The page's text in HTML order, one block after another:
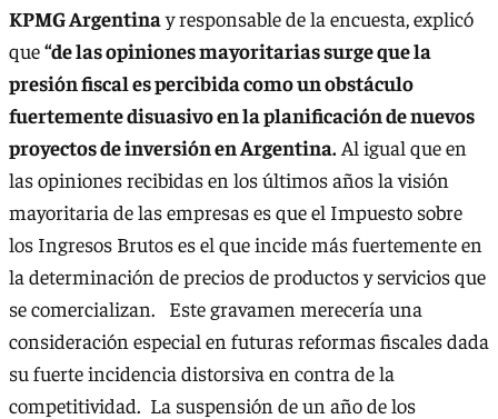
KPMG Argentinay responsable de la encuesta, explicó
que“de las opiniones mayoritarias surge que la
presión fiscal es percibida como un obstáculo
fuertemente disuasivo en la planificación de nuevos
proyectos de inversión en Argentina. Al igual que en
las opiniones recibidas en los últimos años la visión
mayoritaria de las empresas es que el Impuesto sobre
los Ingresos Brutos es el que incide más fuertemente en
la determinación de precios de productos y servicios que
se comercializan. Este gravamen merecería una
consideración especial en futuras reformas fiscales dada
su fuerte incidencia distorsiva en contra de la
competitividad. La suspensión de un año de los